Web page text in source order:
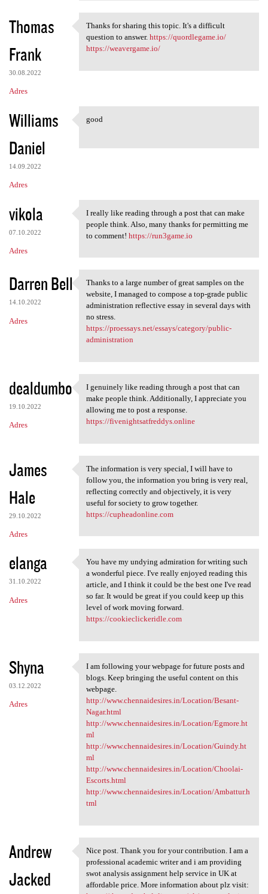
t
a
r
z
e
Thomas
Frank
30.08.2022
Adres
Thanks for sharing this topic
Thanks for sharing this topic. It's a difficult
question to answer. https://quordlegame.io/
https://weavergame.io/
Williams
Daniel
14.09.2022
Adres
good
good
vikola
07.10.2022
Adres
I really like reading through
I really like reading through a post that can make
people think. Also, many thanks for permitting me
to comment! https://run3game.io
Darren Bell
14.10.2022
Adres
Thanks to a large number of
Thanks to a large number of great samples on the
website, I managed to compose a top-grade public
administration reflective essay in several days with
no stress.
https://proessays.net/essays/category/public-
administration
dealdumbo
19.10.2022
Adres
I genuinely like reading
I genuinely like reading through a post that can
make people think. Additionally, I appreciate you
allowing me to post a response.
https://fivenightsatfreddys.online
James
Hale
29.10.2022
Adres
The information is very
The information is very special, I will have to
follow you, the information you bring is very real,
reflecting correctly and objectively, it is very
useful for society to grow together.
https://cupheadonline.com
elanga
31.10.2022
Adres
You have my undying
You have my undying admiration for writing such
a wonderful piece. I've really enjoyed reading this
article, and I think it could be the best one I've read
so far. It would be great if you could keep up this
level of work moving forward.
https://cookieclickeridle.com
Shyna
03.12.2022
Adres
I am following your webpage
I am following your webpage for future posts and
blogs. Keep bringing the useful content on this
webpage.
http://www.chennaidesires.in/Location/Besant-
Nagar.html
http://www.chennaidesires.in/Location/Egmore.ht
ml
http://www.chennaidesires.in/Location/Guindy.ht
ml
http://www.chennaidesires.in/Location/Choolai-
Escorts.html
http://www.chennaidesires.in/Location/Ambattur.h
tml
Andrew
Jacked
Nice post. Thank you for your
Nice post. Thank you for your contribution. I am a
professional academic writer and i am providing
swot analysis assignment help service in UK at
affordable price. More information about plz visit: